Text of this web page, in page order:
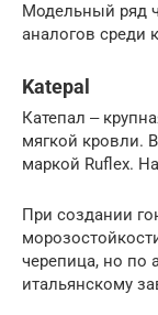
Модельный ряд
аналогов среди
Katepal
Катепал ‒
мягкой кровли.
маркой Ruflex.
При создании
черепица, но по
итальянскому